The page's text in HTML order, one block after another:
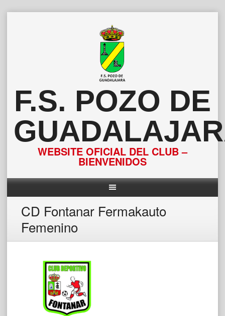
F.S. POZO DE
WEBSITE OFICIAL DEL CLUB –
BIENVENIDOS
CD Fontanar Fermakauto
Femenino